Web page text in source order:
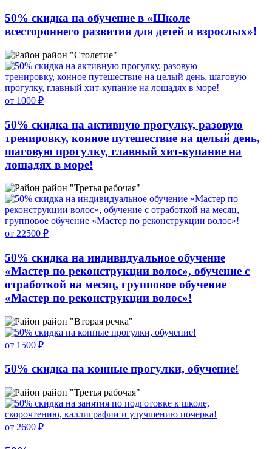
50% скидка на обучение в «Школе
всестороннего развития для детей и взрослых»!
район "Столетие"
от 1000 ₽
50% скидка на активную прогулку, разовую
тренировку, конное путешествие на целый день,
шаговую прогулку, главный хит-купание на
лошадях в море!
район "Третья рабочая"
от 22500 ₽
50% скидка на индивидуальное обучение
«Мастер по реконструкции волос», обучение с
отработкой на месяц, групповое обучение
«Мастер по реконструкции волос»!
район "Вторая речка"
от 1500 ₽
50% скидка на конные прогулки, обучение!
район "Третья рабочая"
от 2600 ₽